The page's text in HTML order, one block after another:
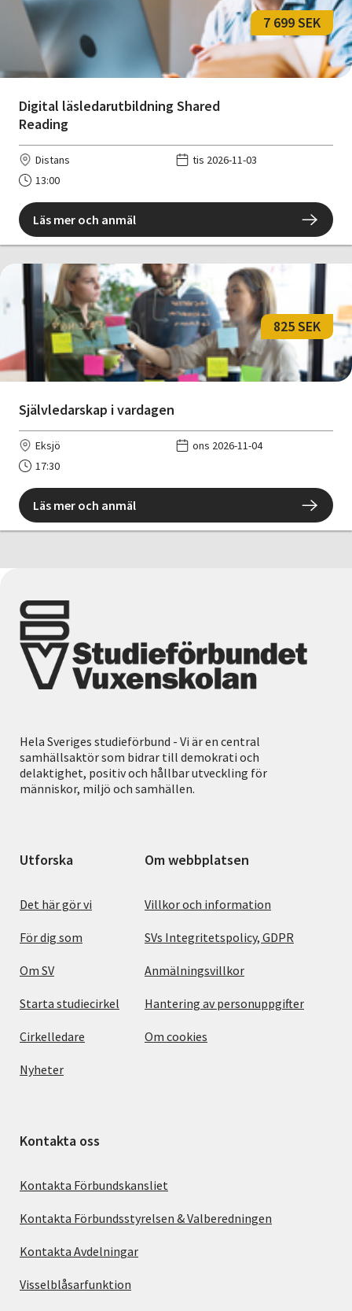
Digital läsledarutbildning Shared
Reading
7 699 SEK
Distans
tis 2026-11-03
13:00
Läs mer och anmäl
Självledarskap i vardagen
825 SEK
Eksjö
ons 2026-11-04
17:30
Läs mer och anmäl
Hela Sveriges studieförbund - Vi är en central
samhällsaktör som bidrar till demokrati och
delaktighet, positiv och hållbar utveckling för
människor, miljö och samhällen.
Utforska
Det här gör vi
För dig som
Om SV
Starta studiecirkel
Cirkelledare
Nyheter
Om webbplatsen
Villkor och information
SVs Integritetspolicy, GDPR
Anmälningsvillkor
Hantering av personuppgifter
Om cookies
Kontakta oss
Kontakta Förbundskansliet
Kontakta Förbundsstyrelsen & Valberedningen
Kontakta Avdelningar
Visselblåsarfunktion